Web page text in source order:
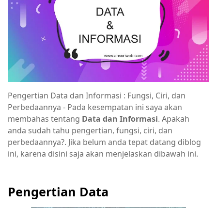
Pengertian Data dan Informasi : Fungsi, Ciri, dan
Perbedaannya - Pada kesempatan ini saya akan
membahas tentang Data dan Informasi. Apakah
anda sudah tahu pengertian, fungsi, ciri, dan
perbedaannya?. Jika belum anda tepat datang diblog
ini, karena disini saja akan menjelaskan dibawah ini.
Pengertian Data